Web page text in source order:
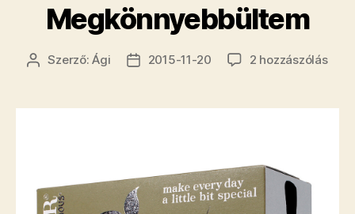
Megkönnyebbültem
Bejegyzés
Szerző:Ági
Bejegyzés
2015-11-20 2 hozzászólás